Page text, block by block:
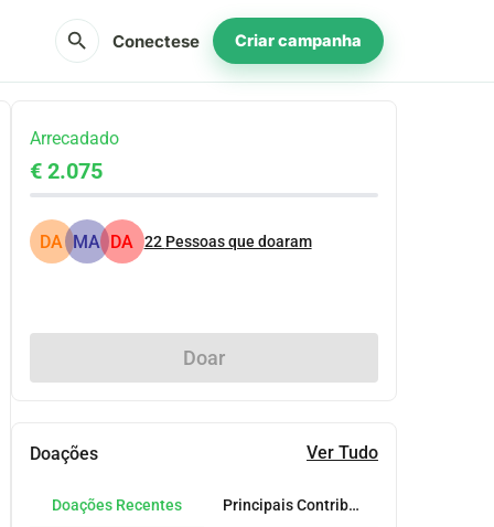
search Conectese Criar campanha
Arrecadado
€ 2.075
DA MA DA 22 Pessoas que doaram
Doar
Doações Ver Tudo
Doações Recentes Principais Contribuidores